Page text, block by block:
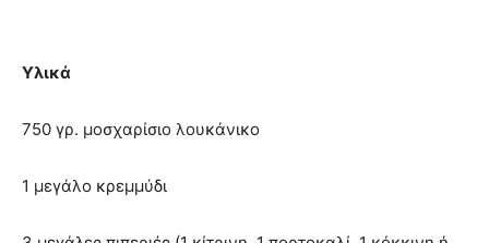
Υλικά
750 γρ. μοσχαρίσιο λουκάνικο
1 μεγάλο κρεμμύδι